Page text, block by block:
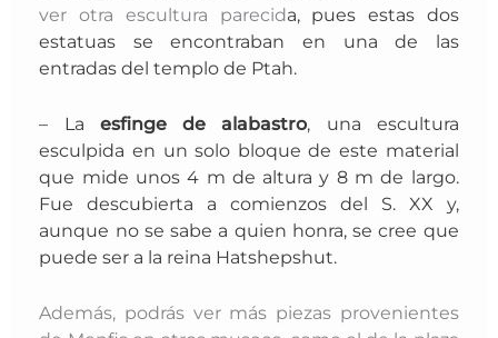
ver otra escultura parecida, pues estas dos
estatuas se encontraban en una de las
entradas del templo de Ptah.
– La esfingede alabastro, una escultura
esculpida en un solo bloque de este material
que mide unos 4 m de altura y 8 m de largo.
Fue descubierta a comienzos del S. XX y,
aunque no se sabe a quien honra, se cree que
puede ser a la reina Hatshepshut.
Además, podrás ver más piezas provenientes